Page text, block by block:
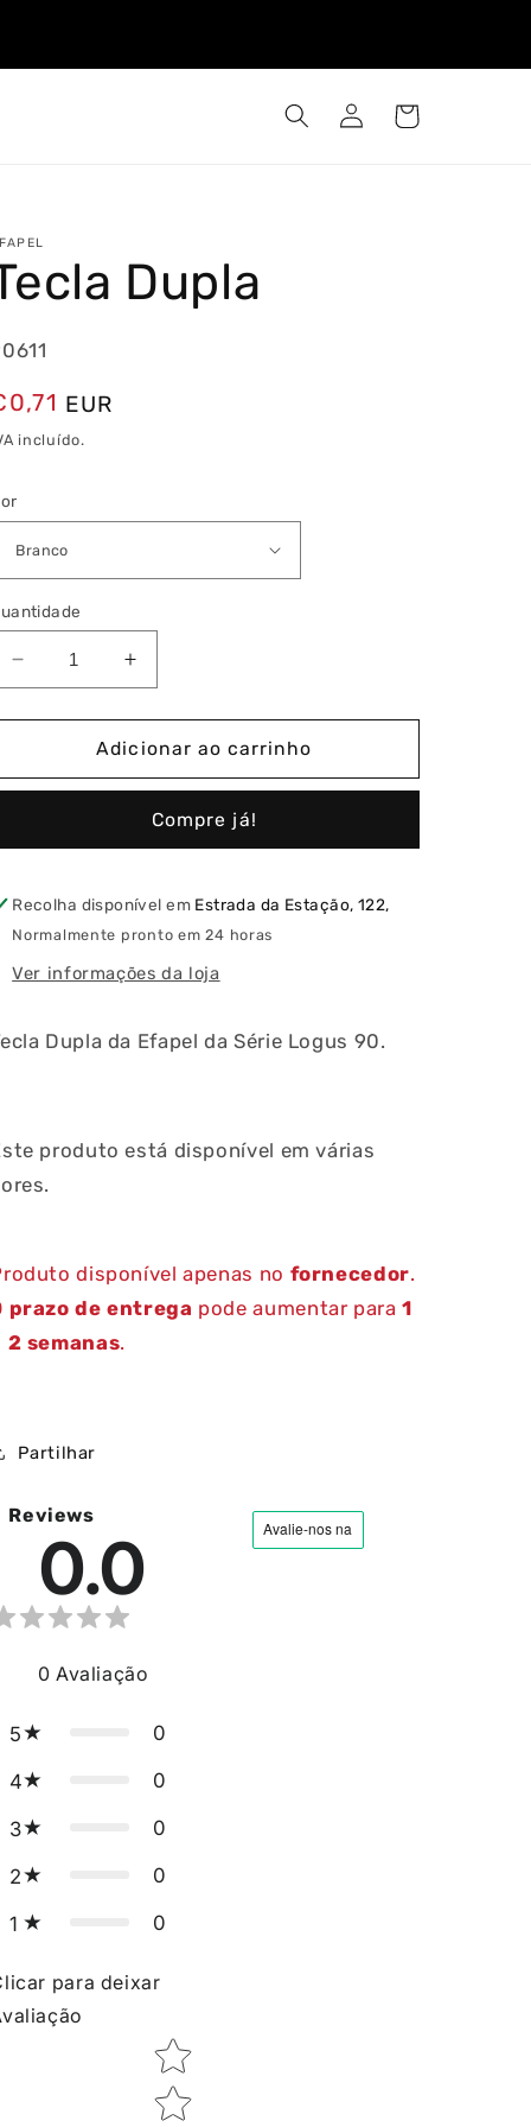
Iniciar
sessão
Carrinho
Dupla
EUR
incluído.
Diminuir
a
quantidade
Tecla
Aumentar
a
quantidade
de
Tecla
Adicionar ao carrinho
Compre já!
Recolha disponível em Estrada da Estação, 122,
Normalmente pronto em 24 horas
Ver informações da loja
Dupla da Efapel da Série Logus 90.
produto está disponível em várias
disponível apenas no fornecedor.
prazo de entrega pode aumentar para1
2 semanas.
Partilhar
Reviews
0.0
0 Avaliação
5 0
4 0
3 0
2 0
1 0
para deixar
Star rating